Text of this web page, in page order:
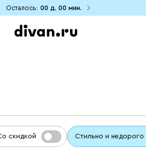
Осталось: 00 д. 00 мин.
скидкой Стильно и недорого